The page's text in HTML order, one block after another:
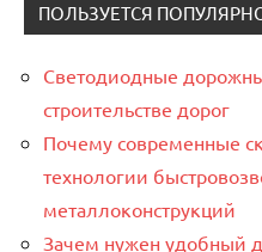
ПОЛЬЗУЕТСЯ
Светодиодные
строительстве дорог
Почему современные
технологии
металлоконструкций
Зачем нужен удобный